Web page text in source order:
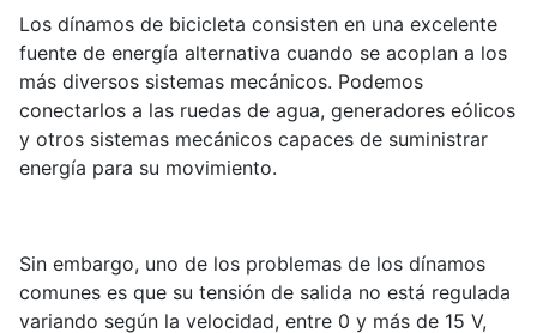
Los dínamos de bicicleta consisten en una excelente
fuente de energía alternativa cuando se acoplan a los
más diversos sistemas mecánicos. Podemos
conectarlos a las ruedas de agua, generadores eólicos
y otros sistemas mecánicos capaces de suministrar
energía para su movimiento.
Sin embargo, uno de los problemas de los dínamos
comunes es que su tensión de salida no está regulada
variando según la velocidad, entre 0 y más de 15 V,